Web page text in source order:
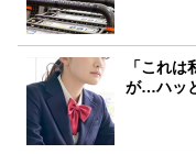
「これ
が…ハッ